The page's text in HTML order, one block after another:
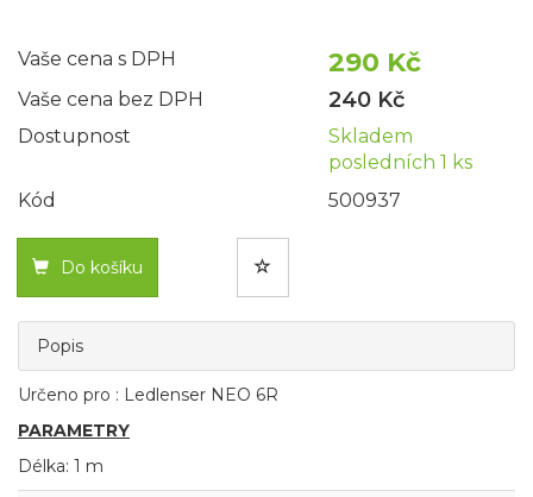
Vaše cena s DPH 290 Kč
Vaše cena bez DPH 240 Kč
Dostupnost
Skladem
posledních 1 ks
Kód
500937
Do košíku
Popis
Určeno pro : Ledlenser NEO 6R
PARAMETRY
Délka: 1 m